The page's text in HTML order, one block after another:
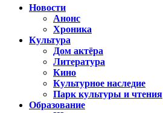
Новости
Анонс
Хроника
Культура
Дом актёра
Литература
Кино
Культурное наследие
Парк культуры и чтения
Образование